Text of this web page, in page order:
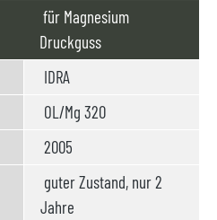
für Magnesium
Druckguss
IDRA
OL/Mg 320
2005
guter Zustand, nur 2
Jahre